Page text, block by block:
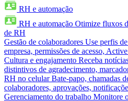
RH e automação
RH e automação Otimize fluxos
de RH
Gestão de colaboradores Use perfis
empresa, permissões de acesso,
Cultura e engajamento Receba
distintivos de agradecimento,
RH no celular Bate-papo, chamadas
colaboradores, aprovações,
Gerenciamento do trabalho Monitore